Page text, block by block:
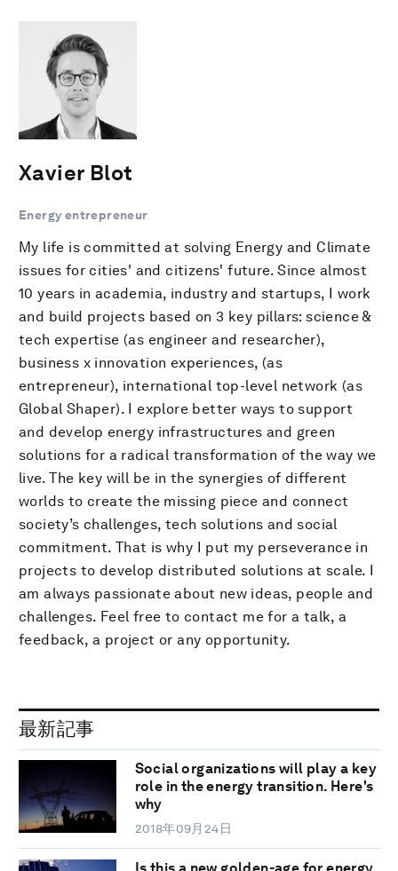
Xavier Blot
Energy entrepreneur
My life is committed at solving Energy and Climate
issues for cities' and citizens' future. Since almost
10 years in academia, industry and startups, I work
and build projects based on 3 key pillars: science &
tech expertise (as engineer and researcher),
business x innovation experiences, (as
entrepreneur), international top-level network (as
Global Shaper). I explore better ways to support
and develop energy infrastructures and green
solutions for a radical transformation of the way we
live. The key will be in the synergies of different
worlds to create the missing piece and connect
society’s challenges, tech solutions and social
commitment. That is why I put my perseverance in
projects to develop distributed solutions at scale. I
am always passionate about new ideas, people and
challenges. Feel free to contact me for a talk, a
feedback, a project or any opportunity.
最新記事
Social organizations will play a key
role in the energy transition. Here's
why
2018年09月24日